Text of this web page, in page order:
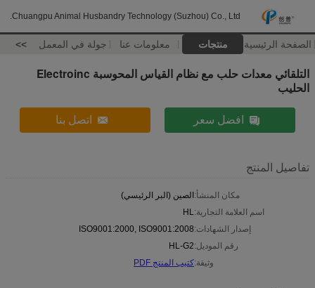
Chuangpu Animal Husbandry Technology (Suzhou) Co., Ltd.
الصفحة الرئيسية منتجات معلومات عنا جولة في المعمل >>
التلقائي معدات حلب مع نظام القياس المحوسبة Electroinc
الحليب
افضل سعر اتصل بنا
تفاصيل المنتج
مكان المنشأ:الصين (البر الرئيسي)
اسم العلامة التجارية:HL
إصدار الشهادات:ISO9001:2000, ISO9001:2008
رقم الموديل:HL-G2
وثيقة:كتيب المنتج PDF